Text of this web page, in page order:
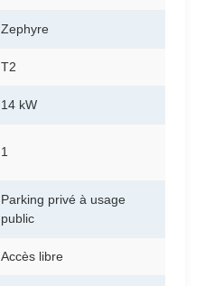
Zephyre
T2
14 kW
1
Parking privé à usage
public
Accès libre